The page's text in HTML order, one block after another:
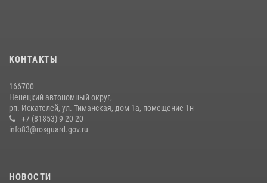
КОНТАКТЫ
166700
Ненецкий автономный округ,
рп. Искателей, ул. Тиманская, дом 1а, помещение 1н
+7 (81853) 9-20-20
info83@rosguard.gov.ru
НОВОСТИ